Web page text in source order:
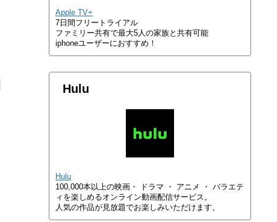
Apple TV+
7日間フリートライアル
ファミリー共有で最大5人の家族と共有可能
iphoneユーザーにおすすめ！
Hulu
Hulu
100,000本以上の映画・ ドラマ ・ アニメ ・ バラエテ
ィを楽しめるオンライン動画配信サービス。
人気の作品が見放題でお楽しみいただけます。